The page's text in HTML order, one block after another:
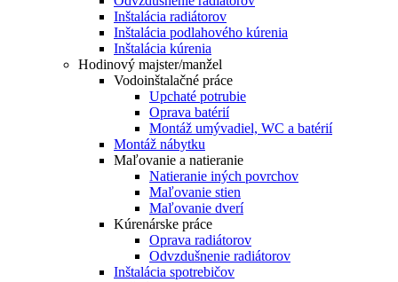
Inštalácia radiátorov
Inštalácia podlahového kúrenia
Inštalácia kúrenia
Hodinový majster/manžel
Vodoinštalačné práce
Upchaté potrubie
Oprava batérií
Montáž umývadiel, WC a batérií
Montáž nábytku
Maľovanie a natieranie
Natieranie iných povrchov
Maľovanie stien
Maľovanie dverí
Kúrenárske práce
Oprava radiátorov
Odvzdušnenie radiátorov
Inštalácia spotrebičov